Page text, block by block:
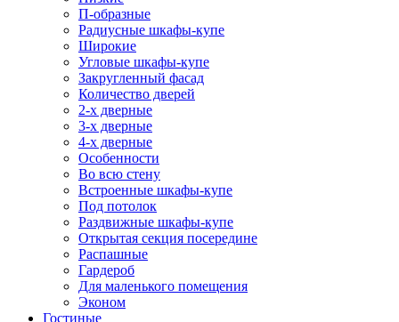
П-образные
Радиусные шкафы-купе
Широкие
Угловые шкафы-купе
Закругленный фасад
Количество дверей
2-х дверные
3-х дверные
4-х дверные
Особенности
Во всю стену
Встроенные шкафы-купе
Под потолок
Раздвижные шкафы-купе
Открытая секция посередине
Распашные
Гардероб
Для маленького помещения
Эконом
Гостиные